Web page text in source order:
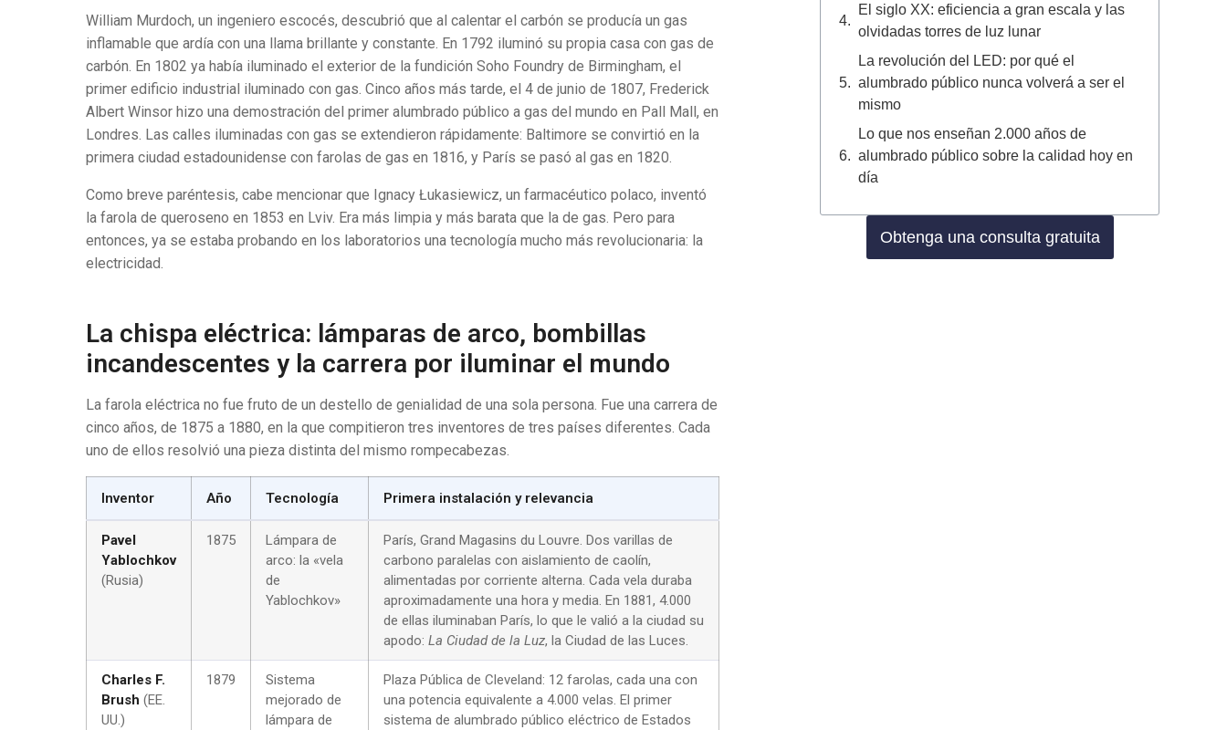
William Murdoch, un ingeniero escocés, descubrió que al calentar el carbón se producía un gas
inflamable que ardía con una llama brillante y constante. En 1792 iluminó su propia casa con gas de
carbón. En 1802 ya había iluminado el exterior de la fundición Soho Foundry de Birmingham, el
primer edificio industrial iluminado con gas. Cinco años más tarde, el 4 de junio de 1807, Frederick
Albert Winsor hizo una demostración del primer alumbrado público a gas del mundo en Pall Mall, en
Londres. Las calles iluminadas con gas se extendieron rápidamente: Baltimore se convirtió en la
primera ciudad estadounidense con farolas de gas en 1816, y París se pasó al gas en 1820.
Como breve paréntesis, cabe mencionar que Ignacy Łukasiewicz, un farmacéutico polaco, inventó
la farola de queroseno en 1853 en Lviv. Era más limpia y más barata que la de gas. Pero para
entonces, ya se estaba probando en los laboratorios una tecnología mucho más revolucionaria: la
electricidad.
La chispa eléctrica: lámparas de arco, bombillas
incandescentes y la carrera por iluminar el mundo
La farola eléctrica no fue fruto de un destello de genialidad de una sola persona. Fue una carrera de
cinco años, de 1875 a 1880, en la que compitieron tres inventores de tres países diferentes. Cada
uno de ellos resolvió una pieza distinta del mismo rompecabezas.
Inventor Año Tecnología Primera instalación y relevancia
Pavel
Yablochkov
(Rusia)
1875
Lámpara de
arco: la «vela
de
Yablochkov»
París, Grand Magasins du Louvre. Dos varillas de
carbono paralelas con aislamiento de caolín,
alimentadas por corriente alterna. Cada vela duraba
aproximadamente una hora y media. En 1881, 4.000
de ellas iluminaban París, lo que le valió a la ciudad su
apodo: La Ciudad de la Luz, la Ciudad de las Luces.
Charles F.
Brush (EE.
UU.)
1879
Sistema
mejorado de
lámpara de
Plaza Pública de Cleveland: 12 farolas, cada una con
una potencia equivalente a 4.000 velas. El primer
sistema de alumbrado público eléctrico de Estados
El siglo XX: eficiencia a gran escala y las
olvidadas torres de luz lunar
La revolución del LED: por qué el
alumbrado público nunca volverá a ser el
mismo
Lo que nos enseñan 2.000 años de
alumbrado público sobre la calidad hoy en
día
Obtenga una consulta gratuita